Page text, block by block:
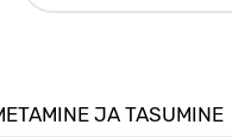
JA TASUMINE